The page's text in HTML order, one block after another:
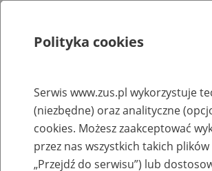
Rejestry, ewidencje i archiwa
Baza zlikwidowanych
Polityka cookies
Serwis www.zus.pl wykorzystuje
(niezbędne) oraz analityczne
cookies. Możesz zaakceptować
przez nas wszystkich takich
„Przejdź do serwisu”) lub